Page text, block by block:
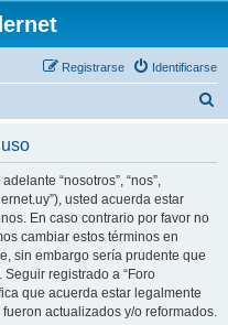
Identificarse
Registrarse
“nosotros”, “nos”,
usted acuerda estar
En caso contrario por favor no
cambiar estos términos en
sin embargo sería prudente que
registrado a “Foro
que acuerda estar legalmente
actualizados y/o reformados.